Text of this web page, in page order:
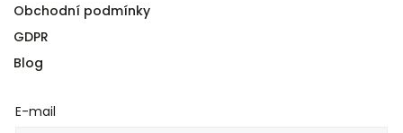
Obchodní podmínky
GDPR
Blog
E-mail